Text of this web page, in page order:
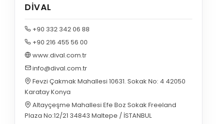
DİVAL
+90 332 342 06 88
+90 216 455 56 00
www.dival.com.tr
info@dival.com.tr
Fevzi Çakmak Mahallesi 10631. Sokak No: 4 42050
Karatay Konya
Altayçeşme Mahallesi Efe Boz Sokak Freeland
Plaza No:12/21 34843 Maltepe / İSTANBUL